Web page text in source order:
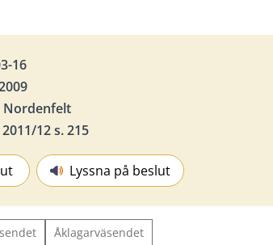
16
Nordenfelt
2011/12 s. 215
Lyssna på beslut
Åklagarväsendet